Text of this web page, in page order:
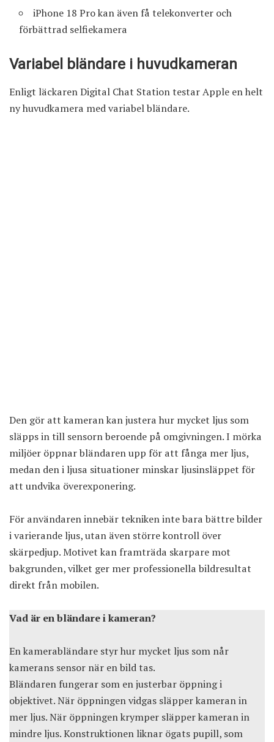
iPhone 18 Pro kan även få telekonverter och
förbättrad selfiekamera
Variabel bländare i huvudkameran
Enligt läckaren Digital Chat Station testar Apple en helt
ny huvudkamera med variabel bländare.
Den gör att kameran kan justera hur mycket ljus som
släpps in till sensorn beroende på omgivningen. I mörka
miljöer öppnar bländaren upp för att fånga mer ljus,
medan den i ljusa situationer minskar ljusinsläppet för
att undvika överexponering.
För användaren innebär tekniken inte bara bättre bilder
i varierande ljus, utan även större kontroll över
skärpedjup. Motivet kan framträda skarpare mot
bakgrunden, vilket ger mer professionella bildresultat
direkt från mobilen.
Vad är en bländare i kameran?
En kamerabländare styr hur mycket ljus som når
kamerans sensor när en bild tas.
Bländaren fungerar som en justerbar öppning i
objektivet. När öppningen vidgas släpper kameran in
mer ljus. När öppningen krymper släpper kameran in
mindre ljus. Konstruktionen liknar ögats pupill, som